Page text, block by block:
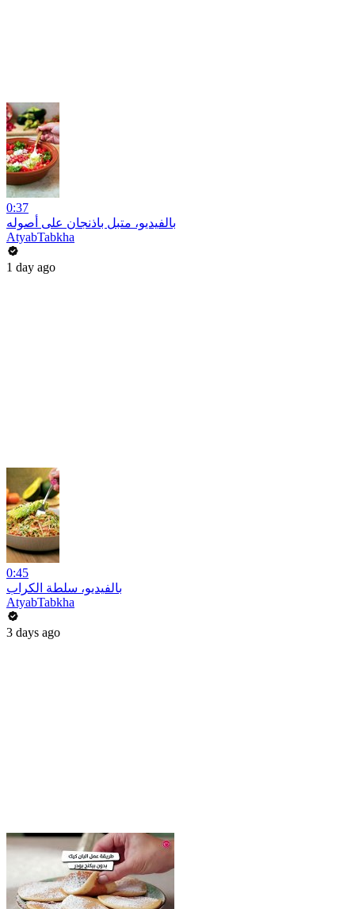
0:37
بالفيديو، متبل باذنجان على أصوله
AtyabTabkha
1 day ago
0:45
بالفيديو، سلطة الكراب
AtyabTabkha
3 days ago